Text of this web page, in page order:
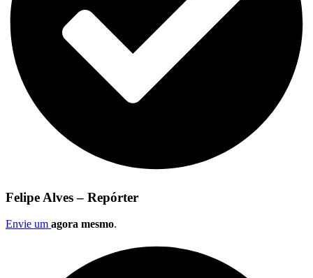
Felipe Alves – Repórter
Envie um agora mesmo.